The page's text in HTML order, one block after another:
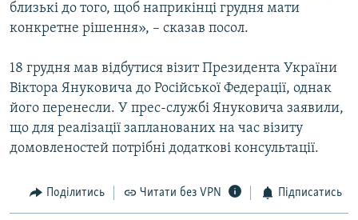
близькі до того, щоб наприкінці грудня мати
конкретне рішення», – сказав посол.
18 грудня мав вiдбутися вiзит Президента України
Вiктора Януковича до Росiйської Федерацiї, однак
його перенесли. У прес-службi Януковича заявили,
що для реалізації запланованих на час візиту
домовленостей потрібні додаткові консультації.
Поділитись Читати без VPN Підписатись